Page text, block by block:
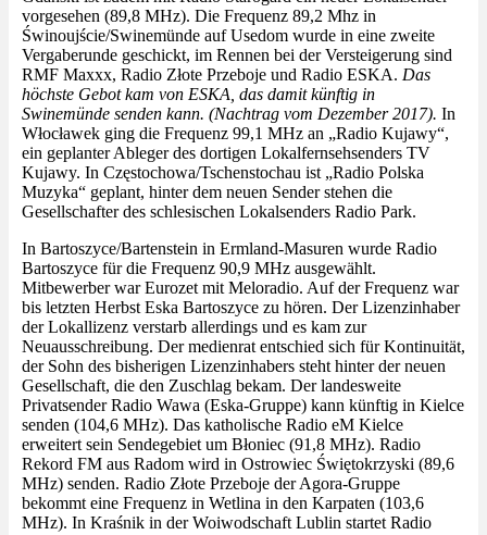
vorgesehen (89,8 MHz). Die Frequenz 89,2 Mhz in
Świnoujście/Swinemünde auf Usedom wurde in eine zweite
Vergaberunde geschickt, im Rennen bei der Versteigerung sind
RMF Maxxx, Radio Złote Przeboje und Radio ESKA. Das
höchste Gebot kam von ESKA, das damit künftig in
Swinemünde senden kann. (Nachtrag vom Dezember 2017). In
Włocławek ging die Frequenz 99,1 MHz an „Radio Kujawy“,
ein geplanter Ableger des dortigen Lokalfernsehsenders TV
Kujawy. In Częstochowa/Tschenstochau ist „Radio Polska
Muzyka“ geplant, hinter dem neuen Sender stehen die
Gesellschafter des schlesischen Lokalsenders Radio Park.
In Bartoszyce/Bartenstein in Ermland-Masuren wurde Radio
Bartoszyce für die Frequenz 90,9 MHz ausgewählt.
Mitbewerber war Eurozet mit Meloradio. Auf der Frequenz war
bis letzten Herbst Eska Bartoszyce zu hören. Der Lizenzinhaber
der Lokallizenz verstarb allerdings und es kam zur
Neuausschreibung. Der medienrat entschied sich für Kontinuität,
der Sohn des bisherigen Lizenzinhabers steht hinter der neuen
Gesellschaft, die den Zuschlag bekam. Der landesweite
Privatsender Radio Wawa (Eska-Gruppe) kann künftig in Kielce
senden (104,6 MHz). Das katholische Radio eM Kielce
erweitert sein Sendegebiet um Błoniec (91,8 MHz). Radio
Rekord FM aus Radom wird in Ostrowiec Świętokrzyski (89,6
MHz) senden. Radio Złote Przeboje der Agora-Gruppe
bekommt eine Frequenz in Wetlina in den Karpaten (103,6
MHz). In Kraśnik in der Woiwodschaft Lublin startet Radio